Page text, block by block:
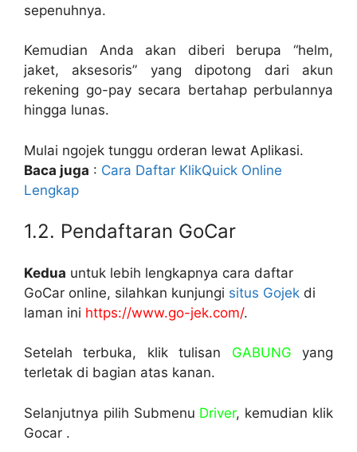
sepenuhnya.
Kemudian Anda akan diberi berupa “helm,
jaket, aksesoris” yang dipotong dari akun
rekening go-pay secara bertahap perbulannya
hingga lunas.
Mulai ngojek tunggu orderan lewat Aplikasi.
Baca juga : Cara Daftar KlikQuick Online
Lengkap
1.2. Pendaftaran GoCar
Kedua untuk lebih lengkapnya cara daftar
GoCar online, silahkan kunjungi situs Gojek di
laman ini https://www.go-jek.com/.
Setelah terbuka, klik tulisan GABUNG yang
terletak di bagian atas kanan.
Selanjutnya pilih Submenu Driver, kemudian klik
Gocar .